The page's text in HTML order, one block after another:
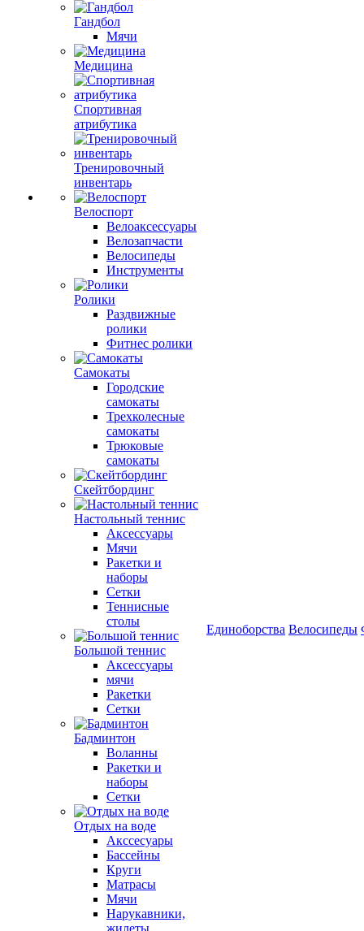
Гандбол
Мячи
Медицина
Спортивная
атрибутика
Тренировочный
инвентарь
Велоспорт
Велоаксессуары
Велозапчасти
Велосипеды
Инструменты
Ролики
Раздвижные
ролики
Фитнес ролики
Самокаты
Городские
самокаты
Трехколесные
самокаты
Трюковые
самокаты
Скейтбординг
Настольный теннис
Аксессуары
Мячи
Ракетки и
наборы
Сетки
Теннисные
столы
Большой теннис
Аксессуары
мячи
Ракетки
Сетки
Бадминтон
Воланны
Ракетки и
наборы
Сетки
Отдых на воде
Акссесуары
Бассейны
Круги
Матрасы
Мячи
Нарукавники,
жилеты
Единоборства Велосипеды